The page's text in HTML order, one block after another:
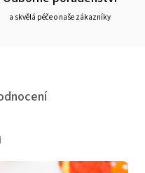
a skvělá péče o naše zákazníky